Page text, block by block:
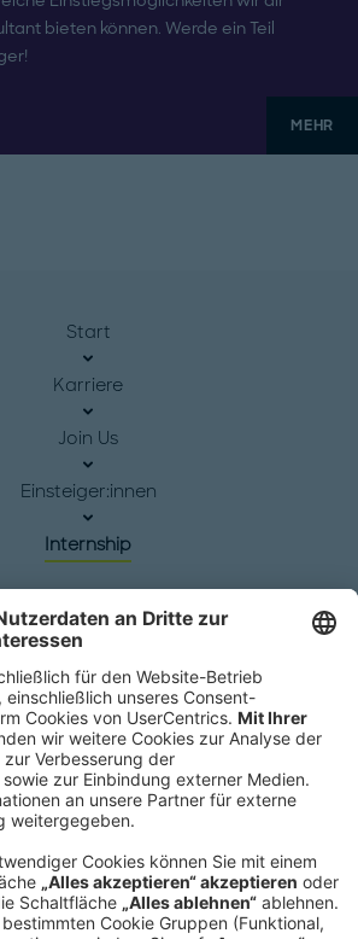
MEHR
bieten können. Werde ein Teil
Start
Karriere
Join Us
Einsteiger:innen
Internship
9230-8202
Sie eine Nachricht